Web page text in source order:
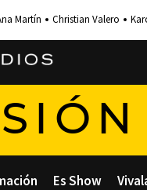
Martín Christian Valero
Es Show